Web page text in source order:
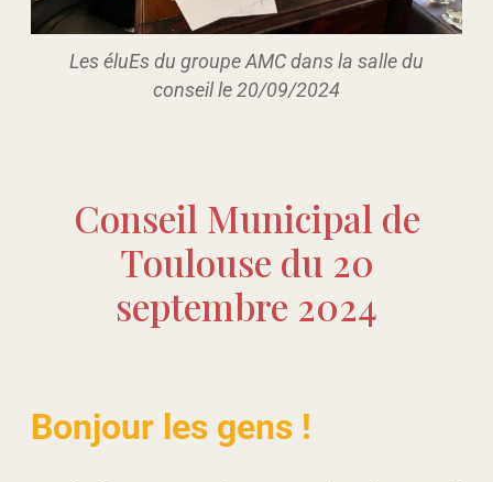
Les éluEs du groupe AMC dans la salle du
conseil le 20/09/2024
Conseil Municipal de
Toulouse du 20
septembre 2024
Bonjour les gens !